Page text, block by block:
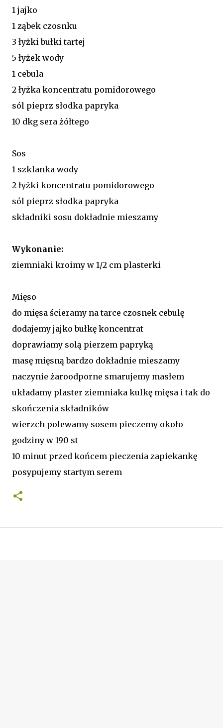
1 jajko
1 ząbek czosnku
3 łyżki bułki tartej
5 łyżek wody
1 cebula
2 łyżka koncentratu pomidorowego
sól pieprz słodka papryka
10 dkg sera żółtego
Sos
1 szklanka wody
2 łyżki koncentratu pomidorowego
sól pieprz słodka papryka
składniki sosu dokładnie mieszamy
Wykonanie:
ziemniaki kroimy w 1/2 cm plasterki
Mięso
do mięsa ścieramy na tarce czosnek cebulę
dodajemy jajko bułkę koncentrat
doprawiamy solą pierzem papryką
masę mięsną bardzo dokładnie mieszamy
naczynie żaroodporne smarujemy masłem
układamy plaster ziemniaka kulkę mięsa i tak do
skończenia składników
wierzch polewamy sosem pieczemy około
godziny w 190 st
10 minut przed końcem pieczenia zapiekankę
posypujemy startym serem